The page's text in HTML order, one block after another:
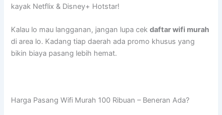
kayak Netflix & Disney+ Hotstar!
Kalau lo mau langganan, jangan lupa cekdaftar wifi murah
di area lo. Kadang tiap daerah ada promo khusus yang
bikin biaya pasang lebih hemat.
Harga Pasang Wifi Murah 100 Ribuan – Beneran Ada?